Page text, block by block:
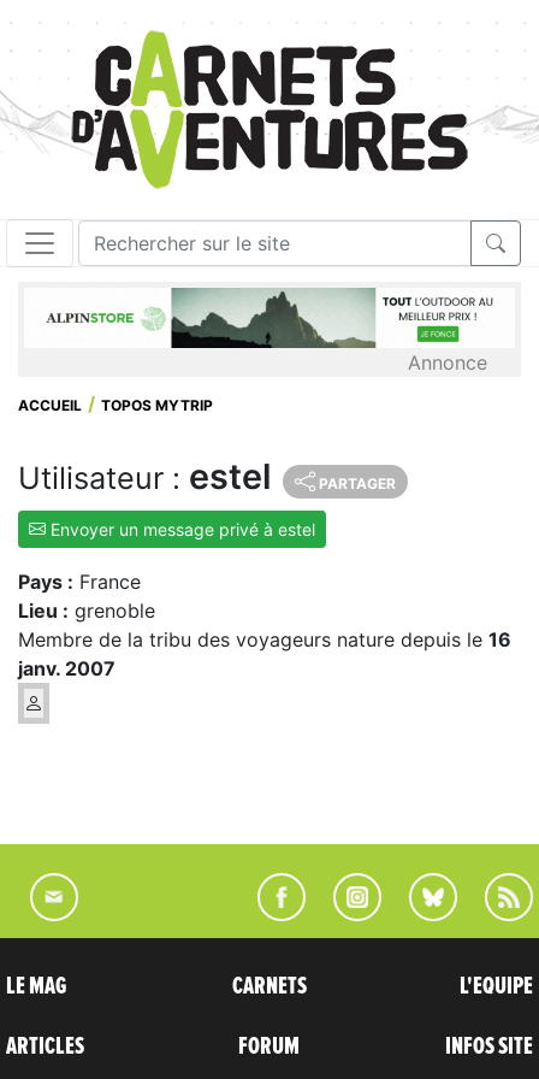
Annonce
ACCUEIL TOPOS MYTRIP
Utilisateur : estel PARTAGER
Envoyer un message privé à estel
Pays : France
Lieu : grenoble
Membre de la tribu des voyageurs nature depuis le 16
janv. 2007
LE MAG
ARTICLES
CARNETS
FORUM
L'EQUIPE
INFOS SITE